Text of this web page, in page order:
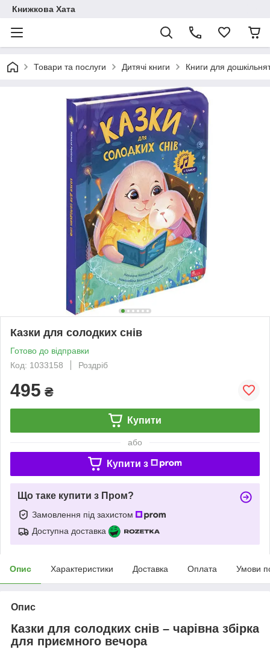
Книжкова Хата
Товари та послуги Дитячі книги Книги для
Казки для солодких снів
Готово до відправки
Код: 1033158
Роздріб
495 ₴
Купити
або
Купити з
Що таке купити з Пром?
Замовлення під захистом
Доступна доставка
Опис Характеристики Доставка Оплата Умови
Опис
Казки для солодких снів – чарівна збірка
для приємного вечора